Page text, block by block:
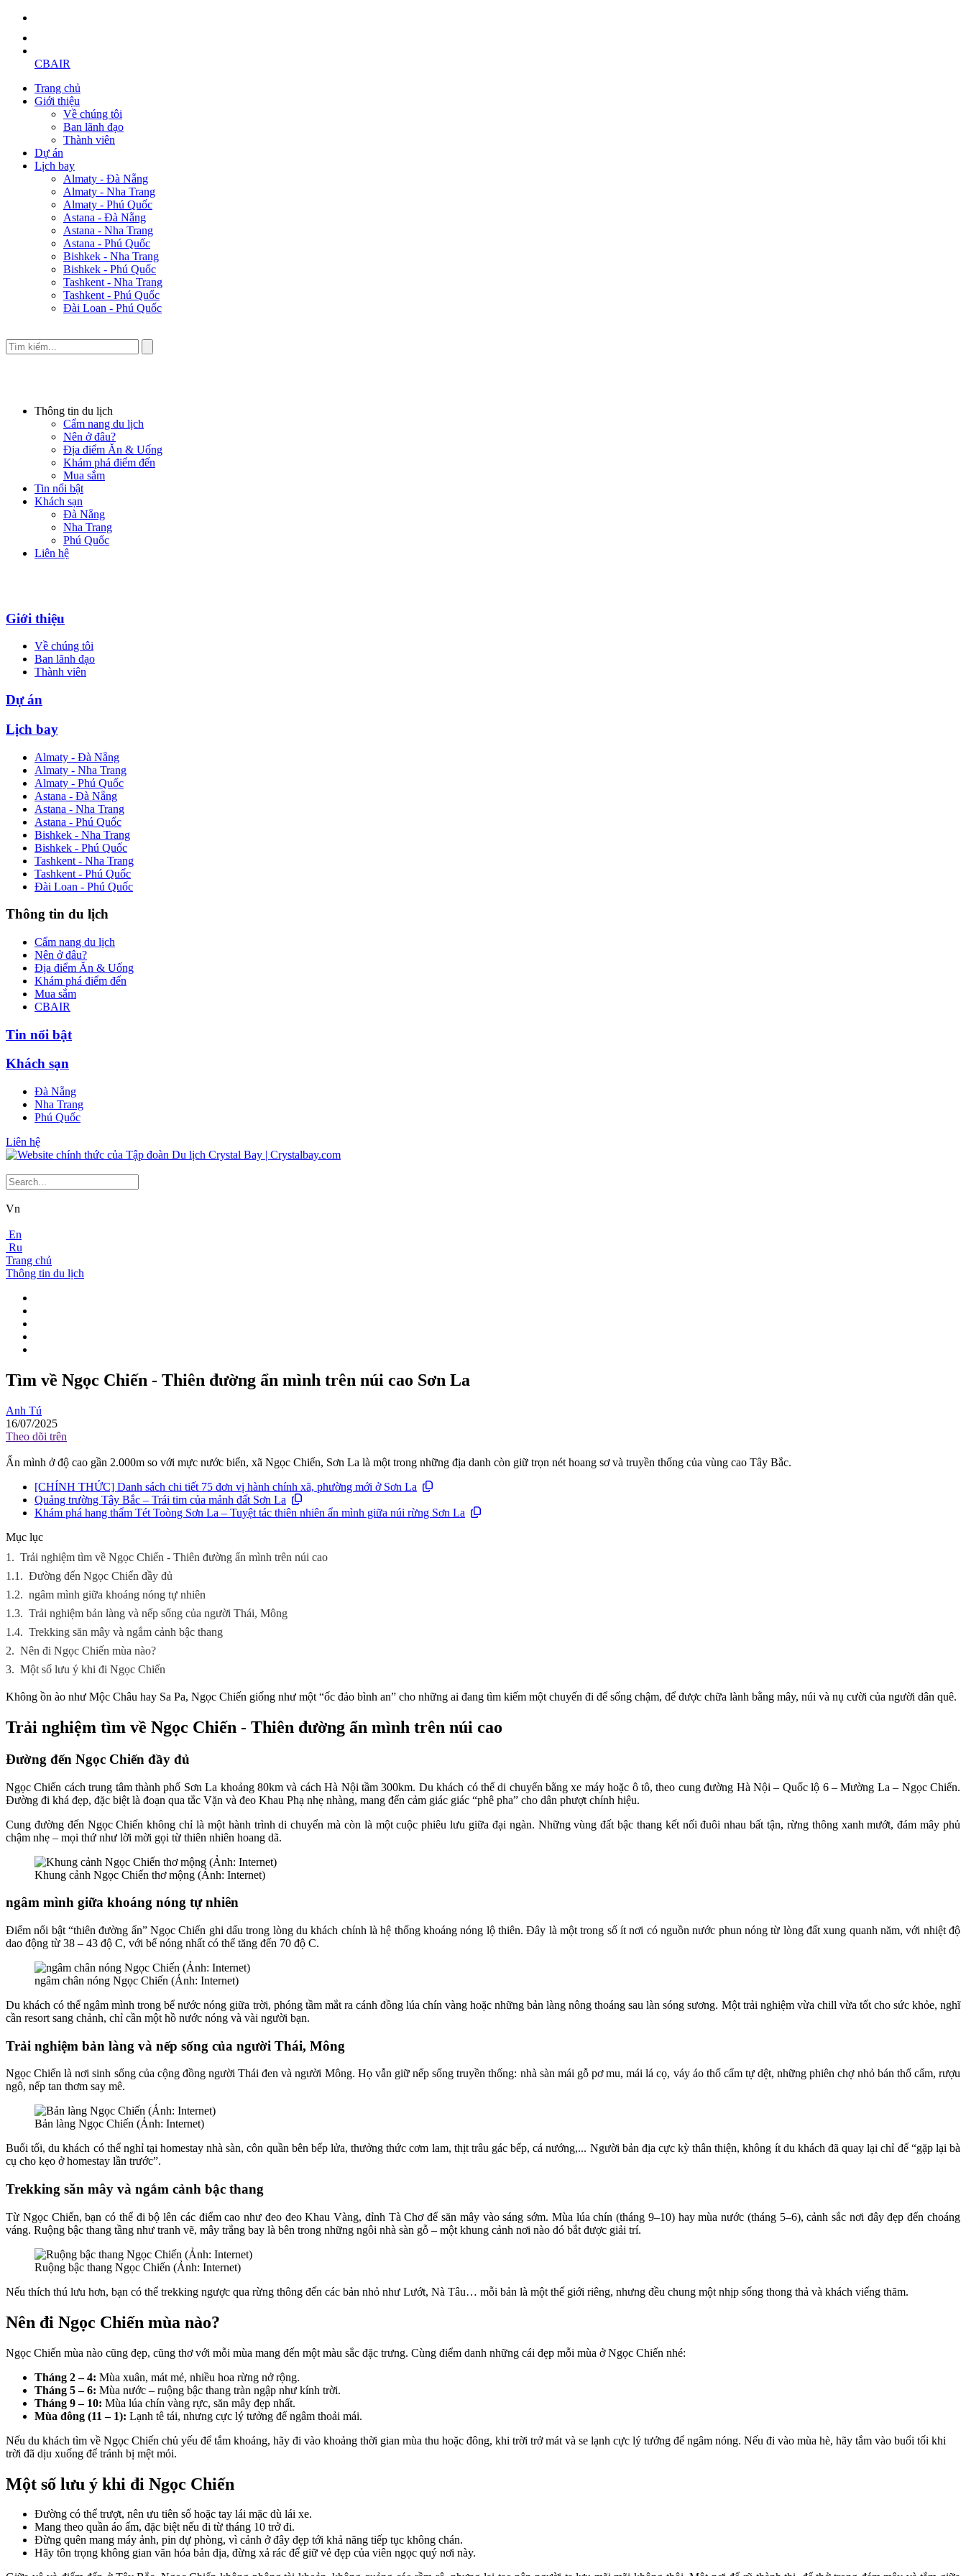
CBAIR
Trang chủ
Giới thiệu
Về chúng tôi
Ban lãnh đạo
Thành viên
Dự án
Lịch bay
Almaty - Đà Nẵng
Almaty - Nha Trang
Almaty - Phú Quốc
Astana - Đà Nẵng
Astana - Nha Trang
Astana - Phú Quốc
Bishkek - Nha Trang
Bishkek - Phú Quốc
Tashkent - Nha Trang
Tashkent - Phú Quốc
Đài Loan - Phú Quốc
Thông tin du lịch
Cẩm nang du lịch
Nên ở đâu?
Địa điểm Ăn & Uống
Khám phá điểm đến
Mua sắm
Tin nổi bật
Khách sạn
Đà Nẵng
Nha Trang
Phú Quốc
Liên hệ
Giới thiệu
Về chúng tôi
Ban lãnh đạo
Thành viên
Dự án
Lịch bay
Almaty - Đà Nẵng
Almaty - Nha Trang
Almaty - Phú Quốc
Astana - Đà Nẵng
Astana - Nha Trang
Astana - Phú Quốc
Bishkek - Nha Trang
Bishkek - Phú Quốc
Tashkent - Nha Trang
Tashkent - Phú Quốc
Đài Loan - Phú Quốc
Thông tin du lịch
Cẩm nang du lịch
Nên ở đâu?
Địa điểm Ăn & Uống
Khám phá điểm đến
Mua sắm
CBAIR
Tin nổi bật
Khách sạn
Đà Nẵng
Nha Trang
Phú Quốc
Liên hệ
Vn
En
Ru
Trang chủ
Thông tin du lịch
Tìm về Ngọc Chiến - Thiên đường ẩn mình trên núi cao Sơn La
Anh Tú
16/07/2025
Theo dõi trên
Ẩn mình ở độ cao gần 2.000m so với mực nước biển, xã Ngọc Chiến, Sơn La là một trong những địa danh còn giữ trọn nét hoang sơ và truyền thống của vùng cao Tây Bắc.
[CHÍNH THỨC] Danh sách chi tiết 75 đơn vị hành chính xã, phường mới ở Sơn La
Quảng trường Tây Bắc – Trái tim của mảnh đất Sơn La
Khám phá hang thẩm Tét Toòng Sơn La – Tuyệt tác thiên nhiên ẩn mình giữa núi rừng Sơn La
Mục lục
1. Trải nghiệm tìm về Ngọc Chiến - Thiên đường ẩn mình trên núi cao
1.1. Đường đến Ngọc Chiến đầy đủ
1.2. ngâm mình giữa khoáng nóng tự nhiên
1.3. Trải nghiệm bản làng và nếp sống của người Thái, Mông
1.4. Trekking săn mây và ngắm cảnh bậc thang
2. Nên đi Ngọc Chiến mùa nào?
3. Một số lưu ý khi đi Ngọc Chiến
Không ồn ào như Mộc Châu hay Sa Pa, Ngọc Chiến giống như một “ốc đảo bình an” cho những ai đang tìm kiếm một chuyến đi để sống chậm, để được chữa lành bằng mây, núi và nụ cười của người dân quê.
Trải nghiệm tìm về Ngọc Chiến - Thiên đường ẩn mình trên núi cao
Đường đến Ngọc Chiến đầy đủ
Ngọc Chiến cách trung tâm thành phố Sơn La khoảng 80km và cách Hà Nội tầm 300km. Du khách có thể di chuyển bằng xe máy hoặc ô tô, theo cung đường Hà Nội – Quốc lộ 6 – Mường La – Ngọc Chiến.
Đường đi khá đẹp, đặc biệt là đoạn qua tắc Vặn và đeo Khau Phạ nhẹ nhàng, mang đến cảm giác giác “phê pha” cho dân phượt chính hiệu.
Cung đường đến Ngọc Chiến không chỉ là một hành trình di chuyển mà còn là một cuộc phiêu lưu giữa đại ngàn. Những vùng đất bậc thang kết nối đuôi nhau bất tận, rừng thông xanh mướt, đám mây phủ
chậm nhẹ – mọi thứ như lời mời gọi từ thiên nhiên hoang dã.
Khung cảnh Ngọc Chiến thơ mộng (Ảnh: Internet)
ngâm mình giữa khoáng nóng tự nhiên
Điểm nổi bật “thiên đường ẩn” Ngọc Chiến ghi dấu trong lòng du khách chính là hệ thống khoáng nóng lộ thiên. Đây là một trong số ít nơi có nguồn nước phun nóng từ lòng đất xung quanh năm, với nhiệt độ
dao động từ 38 – 43 độ C, với bể nóng nhất có thể tăng đến 70 độ C.
ngâm chân nóng Ngọc Chiến (Ảnh: Internet)
Du khách có thể ngâm mình trong bể nước nóng giữa trời, phóng tầm mắt ra cánh đồng lúa chín vàng hoặc những bản làng nông thoáng sau làn sóng sương. Một trải nghiệm vừa chill vừa tốt cho sức khỏe, nghĩ
cần resort sang chảnh, chỉ cần một hồ nước nóng và vài người bạn.
Trải nghiệm bản làng và nếp sống của người Thái, Mông
Ngọc Chiến là nơi sinh sống của cộng đồng người Thái đen và người Mông. Họ vẫn giữ nếp sống truyền thống: nhà sàn mái gỗ pơ mu, mái lá cọ, váy áo thổ cẩm tự dệt, những phiên chợ nhỏ bán thổ cẩm, rượu
ngô, nếp tan thơm say mê.
Bản làng Ngọc Chiến (Ảnh: Internet)
Buổi tối, du khách có thể nghỉ tại homestay nhà sàn, côn quần bên bếp lửa, thưởng thức cơm lam, thịt trâu gác bếp, cá nướng,... Người bản địa cực kỳ thân thiện, không ít du khách đã quay lại chỉ để “gặp lại bà
cụ cho kẹo ở homestay lần trước”.
Trekking săn mây và ngắm cảnh bậc thang
Từ Ngọc Chiến, bạn có thể đi bộ lên các điểm cao như đeo đeo Khau Vàng, đỉnh Tà Chơ để săn mây vào sáng sớm. Mùa lúa chín (tháng 9–10) hay mùa nước (tháng 5–6), cảnh sắc nơi đây đẹp đến choáng
váng. Ruộng bậc thang tầng như tranh vẽ, mây trắng bay là bên trong những ngôi nhà sàn gỗ – một khung cảnh nơi nào đó bắt được giải trí.
Ruộng bậc thang Ngọc Chiến (Ảnh: Internet)
Nếu thích thú lưu hơn, bạn có thể trekking ngược qua rừng thông đến các bản nhỏ như Lướt, Nà Tâu… mỗi bản là một thế giới riêng, nhưng đều chung một nhịp sống thong thả và khách viếng thăm.
Nên đi Ngọc Chiến mùa nào?
Ngọc Chiến mùa nào cũng đẹp, cũng thơ với mỗi mùa mang đến một màu sắc đặc trưng. Cùng điểm danh những cái đẹp mỗi mùa ở Ngọc Chiến nhé:
Tháng 2 – 4: Mùa xuân, mát mẻ, nhiều hoa rừng nở rộng.
Tháng 5 – 6: Mùa nước – ruộng bậc thang tràn ngập như kính trời.
Tháng 9 – 10: Mùa lúa chín vàng rực, săn mây đẹp nhất.
Mùa đông (11 – 1): Lạnh tê tái, nhưng cực lý tưởng để ngâm thoải mái.
Nếu du khách tìm về Ngọc Chiến chủ yếu để tắm khoáng, hãy đi vào khoảng thời gian mùa thu hoặc đông, khi trời trở mát và se lạnh cực lý tưởng để ngâm nóng. Nếu đi vào mùa hè, hãy tắm vào buổi tối khi
trời đã dịu xuống để tránh bị mệt mỏi.
Một số lưu ý khi đi Ngọc Chiến
Đường có thể trượt, nên ưu tiên số hoặc tay lái mặc dù lái xe.
Mang theo quần áo ấm, đặc biệt nếu đi từ tháng 10 trở đi.
Đừng quên mang máy ảnh, pin dự phòng, vì cảnh ở đây đẹp tới khả năng tiếp tục không chán.
Hãy tôn trọng không gian văn hóa bản địa, đừng xả rác để giữ vẻ đẹp của viên ngọc quý nơi này.